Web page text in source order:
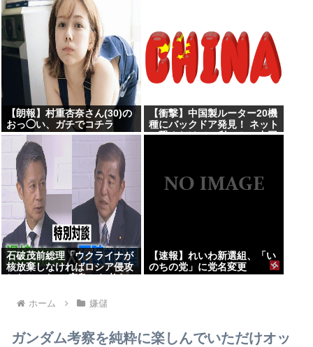
る”平和と安全保障”
【朗報】村重杏奈さん(30)の
おっ◯い、ガチでコチラ
www
【衝撃】中国製ルーター20機
種にバックドア発見！ ネット
に繋ぐだけで35秒ごとに中国
石破茂前総理「ウクライナが
核放棄しなければロシア侵攻
しなかった」 広島から考え
【速報】れいわ新選組、「い
のちの党」に党名変更
ホーム 嫌儲
ガンダム考察を純粋に楽しんでいただけオッ